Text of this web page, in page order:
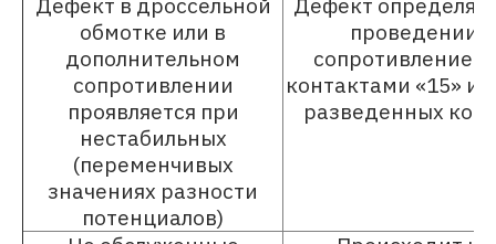
Дефект в дроссельной
обмотке или в
дополнительном
сопротивлении
проявляется при
нестабильных
(переменчивых
значениях разности
потенциалов)
Дефект
проведении
сопротивление
контактами «15» и
разведенных